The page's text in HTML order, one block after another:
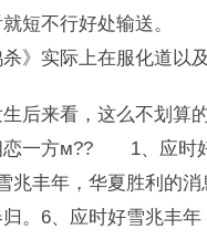
短不行好处输送。
》实际上在服化道以及
后来看，这么不划算
恋一方м?? 1、应时
兆丰年，华夏胜利的
。6、应时好雪兆丰